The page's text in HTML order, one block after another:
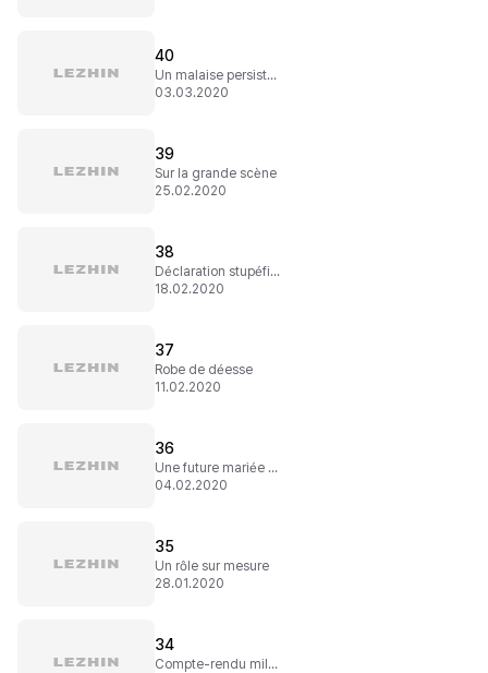
40
Un malaise persistant
03.03.2020
39
Sur la grande scène
25.02.2020
38
Déclaration stupéfiante
18.02.2020
37
Robe de déesse
11.02.2020
36
Une future mariée bien occupée
04.02.2020
35
Un rôle sur mesure
28.01.2020
34
Compte-rendu millimétré !